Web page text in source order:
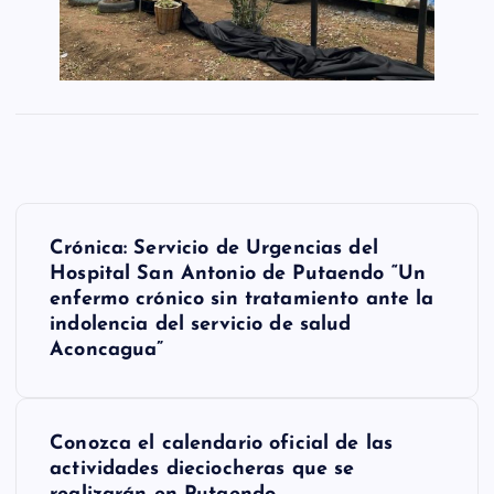
Crónica: Servicio de Urgencias del
Hospital San Antonio de Putaendo “Un
enfermo crónico sin tratamiento ante la
indolencia del servicio de salud
Aconcagua”
Conozca el calendario oficial de las
actividades dieciocheras que se